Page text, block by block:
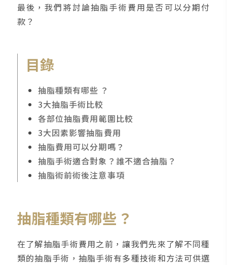
最後，我們將討論抽脂手術費用是否可以分期付
款？
目錄
抽脂種類有哪些 ？
3大抽脂手術比較
各部位抽脂費用範圍比較
3大因素影響抽脂費用
抽脂費用可以分期嗎？
抽脂手術適合對象？誰不適合抽脂？
抽脂術前術後注意事項
抽脂種類有哪些 ？
在了解抽脂手術費用之前，讓我們先來了解不同種
類的抽脂手術，抽脂手術有多種技術和方法可供選